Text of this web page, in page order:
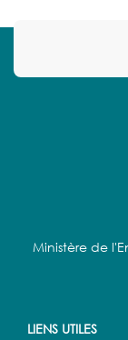
Ministère de
LIENS UTILES